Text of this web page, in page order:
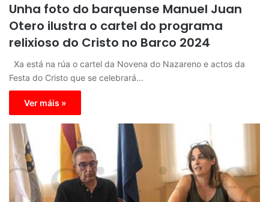
Unha foto do barquense Manuel Juan
Otero ilustra o cartel do programa
relixioso do Cristo no Barco 2024
Xa está na rúa o cartel da Novena do Nazareno e actos da
Festa do Cristo que se celebrará…
Ver máis »